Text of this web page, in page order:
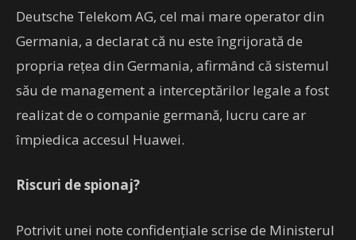
Deutsche Telekom AG, cel mai mare operator din
Germania, a declarat că nu este îngrijorată de
propria reţea din Germania, afirmând că sistemul
său de management a interceptărilor legale a fost
realizat de o companie germană, lucru care ar
împiedica accesul Huawei.
Riscuri de spionaj?
Potrivit unei note confidenţiale scrise de Ministerul